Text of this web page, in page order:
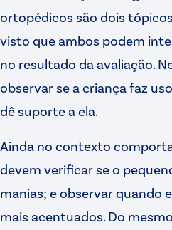
ortopédicos são dois
visto que ambos podem
no resultado da avaliação.
observar se a criança faz
dê suporte a ela.
Ainda no contexto
devem verificar se o
manias; e observar quando
mais acentuados. Do